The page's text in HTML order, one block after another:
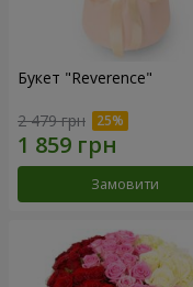
Букет "Reverence"
2 479 грн
Замовити